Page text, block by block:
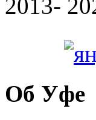
2013-
Об Уфе